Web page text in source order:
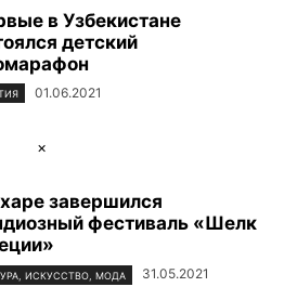
в Узбекистане
детский
01.06.2021
×
завершился
фестиваль «Шелк
ИСКУССТВО, МОДА 31.05.2021